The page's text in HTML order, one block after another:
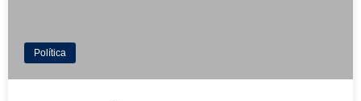
Política